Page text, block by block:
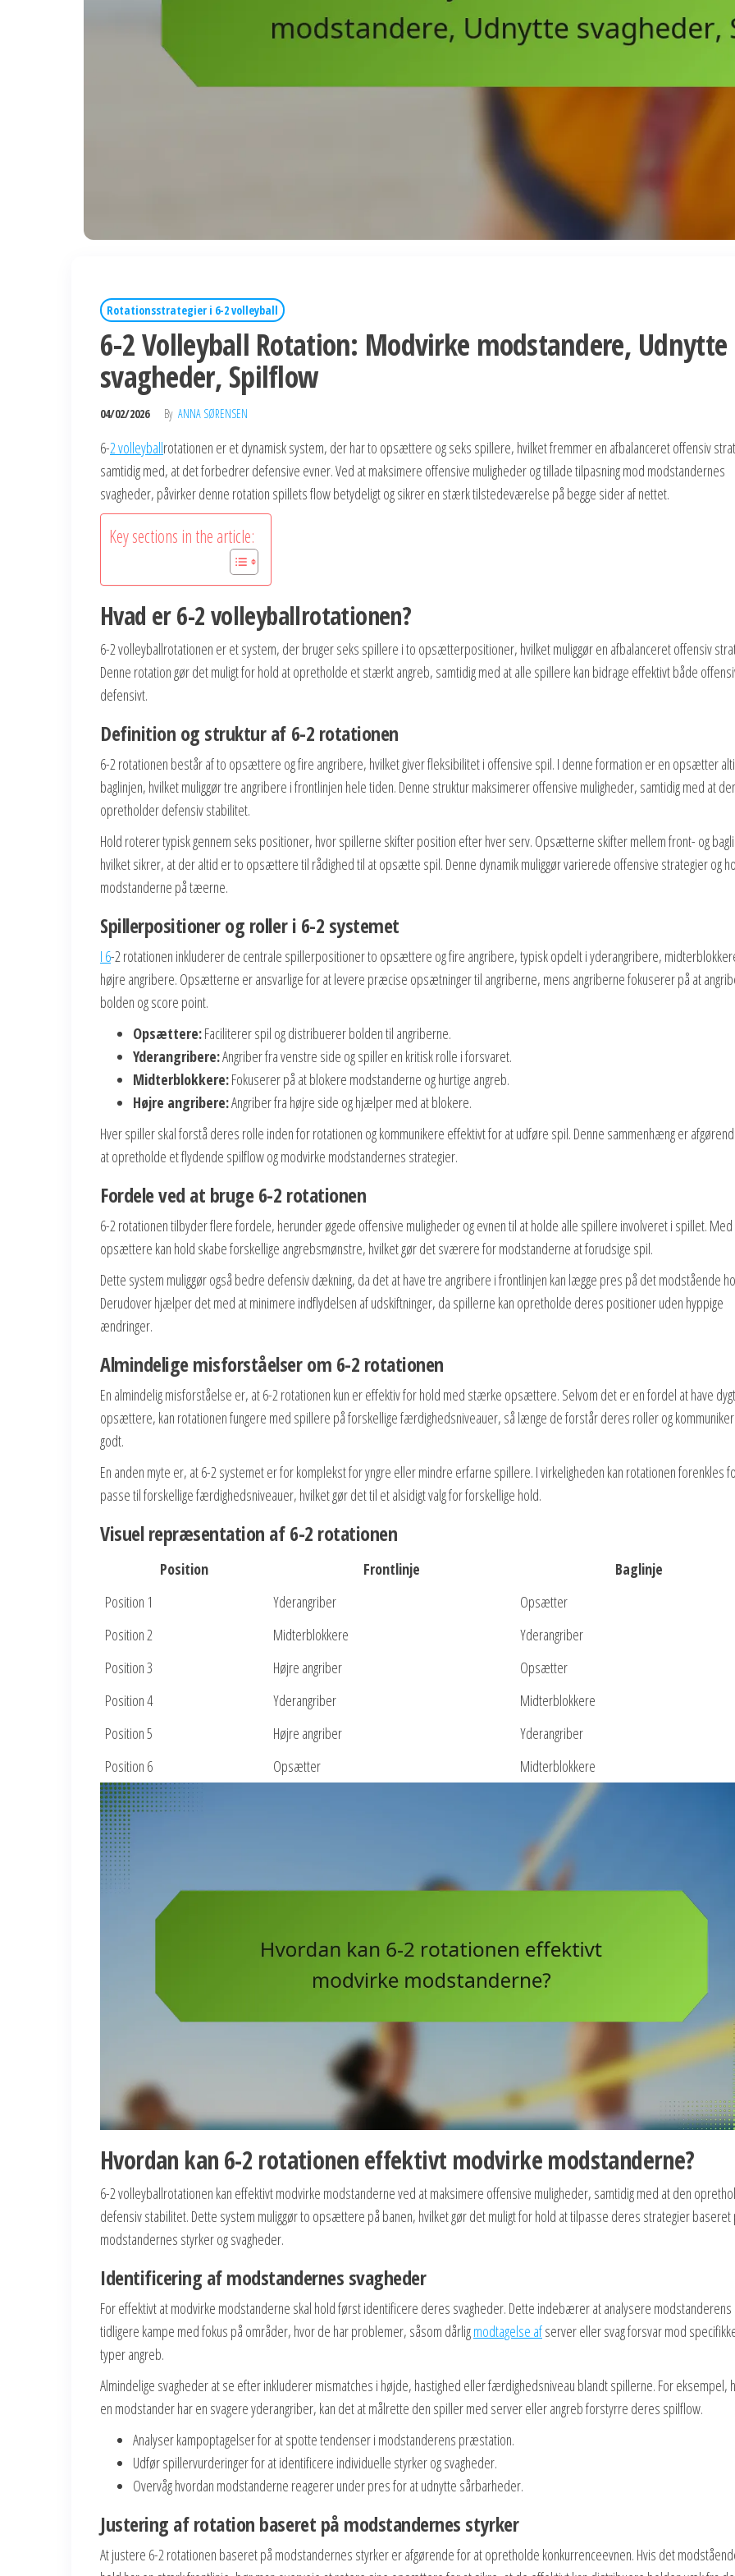
Rotationsstrategier i 6-2 volleyball
6-2 Volleyball Rotation: Modvirke modstandere, Udnytte
svagheder, Spilflow
04/02/2026 By ANNA SØRENSEN
6-2 volleyballrotationen er et dynamisk system, der har to opsættere og seks spillere, hvilket fremmer en afbalanceret offensiv
samtidig med, at det forbedrer defensive evner. Ved at maksimere offensive muligheder og tillade tilpasning mod modstandernes
svagheder, påvirker denne rotation spillets flow betydeligt og sikrer en stærk tilstedeværelse på begge sider af nettet.
Key sections in the article:
Hvad er 6-2 volleyballrotationen?
6-2 volleyballrotationen er et system, der bruger seks spillere i to opsætterpositioner, hvilket muliggør en afbalanceret offensiv
Denne rotation gør det muligt for hold at opretholde et stærkt angreb, samtidig med at alle spillere kan bidrage effektivt både
defensivt.
Definition og struktur af 6-2 rotationen
6-2 rotationen består af to opsættere og fire angribere, hvilket giver fleksibilitet i offensive spil. I denne formation er en opsætter
baglinjen, hvilket muliggør tre angribere i frontlinjen hele tiden. Denne struktur maksimerer offensive muligheder, samtidig med at
opretholder defensiv stabilitet.
Hold roterer typisk gennem seks positioner, hvor spillerne skifter position efter hver serv. Opsætterne skifter mellem front- og
hvilket sikrer, at der altid er to opsættere til rådighed til at opsætte spil. Denne dynamik muliggør varierede offensive strategier og
modstanderne på tæerne.
Spillerpositioner og roller i 6-2 systemet
I 6-2 rotationen inkluderer de centrale spillerpositioner to opsættere og fire angribere, typisk opdelt i yderangribere,
højre angribere. Opsætterne er ansvarlige for at levere præcise opsætninger til angriberne, mens angriberne fokuserer på at
bolden og score point.
Opsættere:Faciliterer spil og distribuerer bolden til angriberne.
Yderangribere:Angriber fra venstre side og spiller en kritisk rolle i forsvaret.
Midterblokkere:Fokuserer på at blokere modstanderne og hurtige angreb.
Højre angribere:Angriber fra højre side og hjælper med at blokere.
Hver spiller skal forstå deres rolle inden for rotationen og kommunikere effektivt for at udføre spil. Denne sammenhæng er
at opretholde et flydende spilflow og modvirke modstandernes strategier.
Fordele ved at bruge 6-2 rotationen
6-2 rotationen tilbyder flere fordele, herunder øgede offensive muligheder og evnen til at holde alle spillere involveret i spillet.
opsættere kan hold skabe forskellige angrebsmønstre, hvilket gør det sværere for modstanderne at forudsige spil.
Dette system muliggør også bedre defensiv dækning, da det at have tre angribere i frontlinjen kan lægge pres på det modstående
Derudover hjælper det med at minimere indflydelsen af udskiftninger, da spillerne kan opretholde deres positioner uden hyppige
ændringer.
Almindelige misforståelser om 6-2 rotationen
En almindelig misforståelse er, at 6-2 rotationen kun er effektiv for hold med stærke opsættere. Selvom det er en fordel at have
opsættere, kan rotationen fungere med spillere på forskellige færdighedsniveauer, så længe de forstår deres roller og
godt.
En anden myte er, at 6-2 systemet er for komplekst for yngre eller mindre erfarne spillere. I virkeligheden kan rotationen forenkles
passe til forskellige færdighedsniveauer, hvilket gør det til et alsidigt valg for forskellige hold.
Visuel repræsentation af 6-2 rotationen
Position Frontlinje
Baglinje
Position 1
Yderangriber
Opsætter
Position 2
Midterblokkere
Yderangriber
Position 3
Højre angriber
Opsætter
Position 4
Yderangriber
Midterblokkere
Position 5
Højre angriber
Yderangriber
Position 6
Opsætter Midterblokkere
Hvordan kan 6-2 rotationen effektivt modvirke modstanderne?
6-2 volleyballrotationen kan effektivt modvirke modstanderne ved at maksimere offensive muligheder, samtidig med at den
defensiv stabilitet. Dette system muliggør to opsættere på banen, hvilket gør det muligt for hold at tilpasse deres strategier baseret
modstandernes styrker og svagheder.
Identificering af modstandernes svagheder
For effektivt at modvirke modstanderne skal hold først identificere deres svagheder. Dette indebærer at analysere modstanderens
tidligere kampe med fokus på områder, hvor de har problemer, såsom dårligmodtagelse afserver eller svag forsvar mod
typer angreb.
Almindelige svagheder at se efter inkluderer mismatches i højde, hastighed eller færdighedsniveau blandt spillerne. For eksempel,
en modstander har en svagere yderangriber, kan det at målrette den spiller med server eller angreb forstyrre deres spilflow.
Analyser kampoptagelser for at spotte tendenser i modstanderens præstation.
Udfør spillervurderinger for at identificere individuelle styrker og svagheder.
Overvåg hvordan modstanderne reagerer under pres for at udnytte sårbarheder.
Justering af rotation baseret på modstandernes styrker
At justere 6-2 rotationen baseret på modstandernes styrker er afgørende for at opretholde konkurrenceevnen. Hvis det